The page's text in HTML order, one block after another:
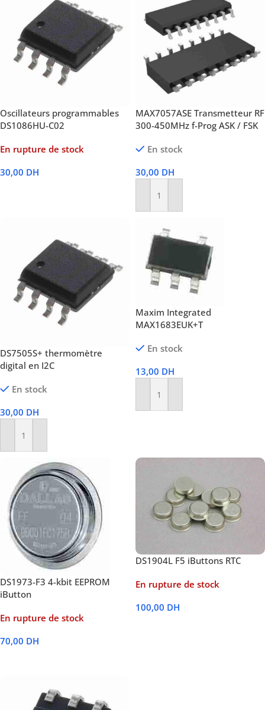
Oscillateurs programmables
DS1086HU-C02
En rupture de stock
30,00 DH
MAX7057ASE Transmetteur RF
300-450MHz f-Prog ASK / FSK
En stock
30,00 DH
Ajouter Au Panier
DS7505S+ thermomètre
digital en I2C
En stock
30,00 DH
Ajouter Au Panier
Maxim Integrated
MAX1683EUK+T
En stock
13,00 DH
Ajouter Au Panier
DS1973-F3 4-kbit EEPROM
iButton
En rupture de stock
70,00 DH
DS1904L F5 iButtons RTC
En rupture de stock
100,00 DH